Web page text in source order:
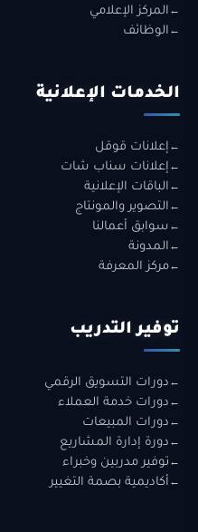
المركز الإعلامي
الوظائف
الخدمات الإعلانية
إعلانات قوقل
إعلانات سناب شات
الباقات الإعلانية
التصوير والمونتاج
سوابق أعمالنا
المدونة
مركز المعرفة
توفير التدريب
دورات التسويق الرقمي
دورات خدمة العملاء
دورات المبيعات
دورة إدارة المشاريع
توفير مدربين وخبراء
أكاديمية بصمة التغيير